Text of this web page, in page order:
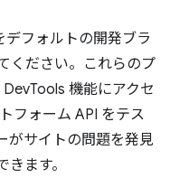
デフォルトの開発ブラ
ください。これらのプ
機能にアクセ
フォーム API をテス
がサイトの問題を発見
ます。